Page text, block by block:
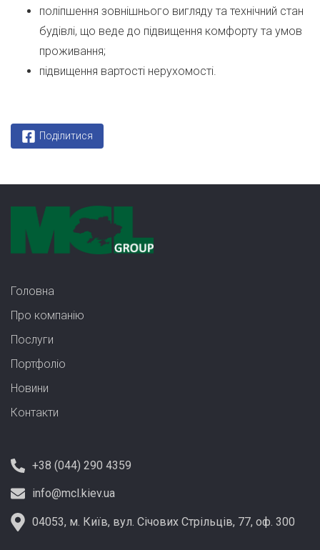
поліпшення зовнішнього вигляду та технічний стан
будівлі, що веде до підвищення комфорту та умов
проживання;
підвищення вартості нерухомості.
Поділитися
Головна
Про компанію
Послуги
Портфолiо
Новини
Контакти
+38 (044) 290 4359
info@mcl.kiev.ua
04053, м. Київ, вул. Січових Стрільців, 77, оф. 300